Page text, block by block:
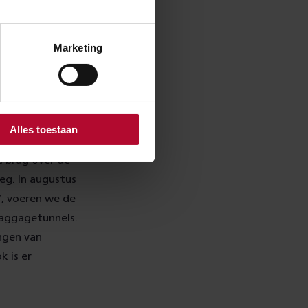
Marketing
Alles toestaan
en
uit te voeren.
constructies.
brug over de
In augustus
voeren we de
van
is er